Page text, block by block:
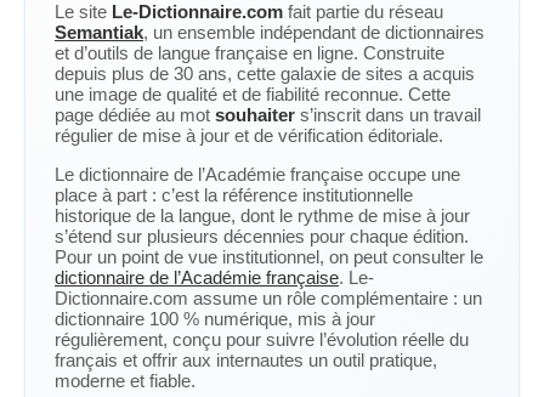
Le site Le-Dictionnaire.com fait partie du réseau
Semantiak, un ensemble indépendant de dictionnaires
et d’outils de langue française en ligne. Construite
depuis plus de 30 ans, cette galaxie de sites a acquis
une image de qualité et de fiabilité reconnue. Cette
page dédiée au mot souhaiter s’inscrit dans un travail
régulier de mise à jour et de vérification éditoriale.
Le dictionnaire de l’Académie française occupe une
place à part : c’est la référence institutionnelle
historique de la langue, dont le rythme de mise à jour
s’étend sur plusieurs décennies pour chaque édition.
Pour un point de vue institutionnel, on peut consulter le
dictionnaire de l’Académie française. Le-
Dictionnaire.com assume un rôle complémentaire : un
dictionnaire 100 % numérique, mis à jour
régulièrement, conçu pour suivre l’évolution réelle du
français et offrir aux internautes un outil pratique,
moderne et fiable.